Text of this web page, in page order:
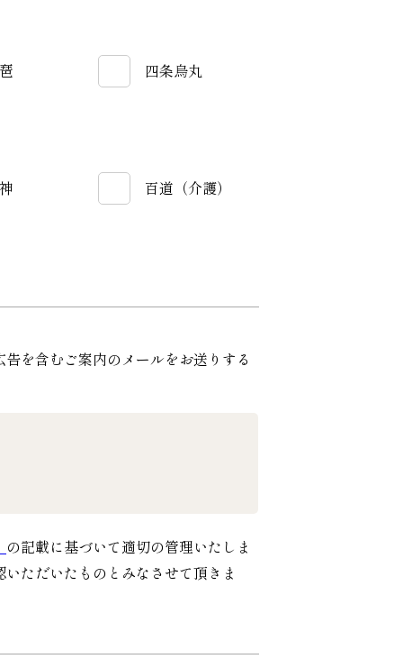
四条烏丸
百道（介護）
を含むご案内のメールをお送りする
の記載に基づいて適切の管理いたしま
ただいたものとみなさせて頂きま